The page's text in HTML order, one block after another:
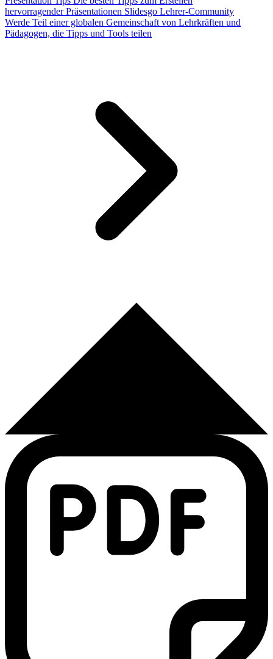
hervorragender Präsentationen Slidesgo Lehrer-Community
Werde Teil einer globalen Gemeinschaft von Lehrkräften und
Pädagogen, die Tipps und Tools teilen